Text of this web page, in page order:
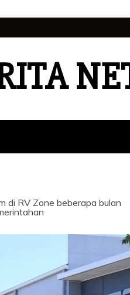
di RV Zone beberapa bulan